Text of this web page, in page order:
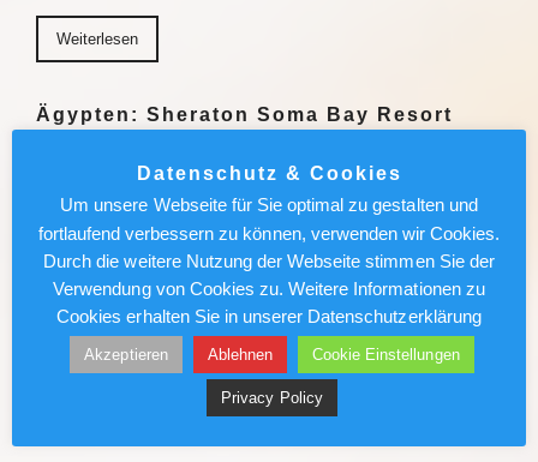
Weiterlesen
Ägypten: Sheraton Soma Bay Resort
Modernisierung abgeschlossen. Alle 326 Zimmer
sowie Lobby und Restaurants des Fünf-Sterne-
Hauses in Ägypten wurden neu gestaltet. Quelle Das
Sheraton Soma Bay Resort hat…
Weiterlesen
Datenschutz & Cookies
Um unsere Webseite für Sie optimal zu gestalten und
fortlaufend verbessern zu können, verwenden wir Cookies.
Durch die weitere Nutzung der Webseite stimmen Sie der
Verwendung von Cookies zu. Weitere Informationen zu
Cookies erhalten Sie in unserer Datenschutzerklärung
Akzeptieren Ablehnen Cookie Einstellungen
Privacy Policy